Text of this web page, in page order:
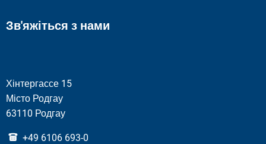
Зв'яжіться з нами
Хінтергассе 15
Місто Родгау
63110 Родгау
+49 6106 693-0